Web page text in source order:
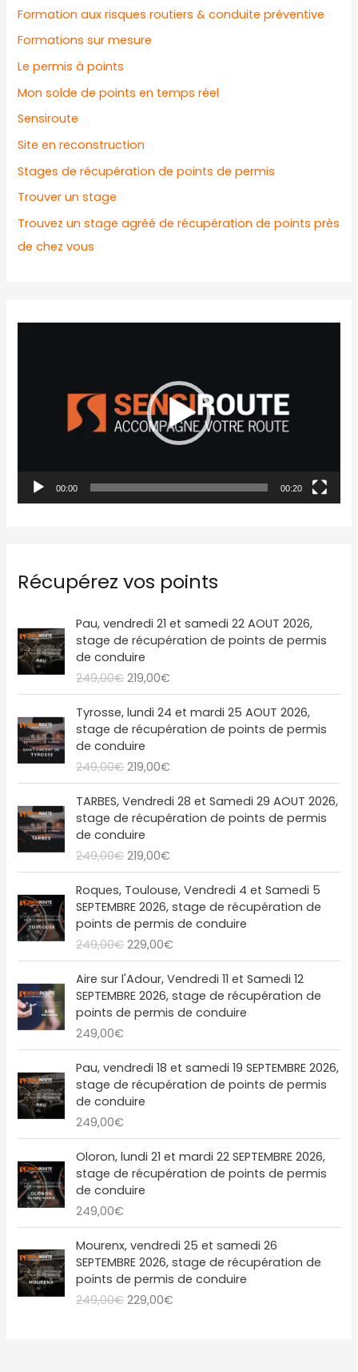
Formation aux risques routiers & conduite préventive
Formations sur mesure
Le permis à points
Mon solde de points en temps réel
Sensiroute
Site en reconstruction
Stages de récupération de points de permis
Trouver un stage
Trouvez un stage agréé de récupération de points près
de chez vous
o
00:00 00:20
Récupérez vos points
Pau, vendredi 21 et samedi 22 AOUT 2026,
stage de récupération de points de permis
de conduire
249,00€
L
e
p
r
i
x
i
n
i
t
i
a
l
é
t
a
i
t
2
9
,
0
€
.
219,00€
e
p
x
a
c
e
l
e
:
2
1
,
0
€
.
Tyrosse, lundi 24 et mardi 25 AOUT 2026,
stage de récupération de points de permis
de conduire
249,00€
L
e
p
r
i
x
i
n
i
t
i
a
l
é
t
a
i
t
9
,
0
€
.
219,00€
L
e
p
x
a
c
e
l
e
s
t
:
2
1
0
€
TARBES, Vendredi 28 et Samedi 29 AOUT 2026,
stage de récupération de points de permis
de conduire
249,00€
L
e
p
r
i
x
i
n
i
t
i
a
l
é
a
i
t
9
,
0
€
.
219,00€
L
e
p
x
a
c
t
u
e
l
e
s
:
2
0
€
Roques, Toulouse, Vendredi 4 et Samedi 5
SEPTEMBRE 2026, stage de récupération de
points de permis de conduire
249,00€
L
e
p
r
i
x
i
n
i
i
a
l
é
a
i
t
9
,
0
0
229,00€
e
p
r
x
a
c
t
e
l
e
:
2
0
€
.
Aire sur l'Adour, Vendredi 11 et Samedi 12
SEPTEMBRE 2026, stage de récupération de
points de permis de conduire
249,00€
Pau, vendredi 18 et samedi 19 SEPTEMBRE 2026,
stage de récupération de points de permis
de conduire
249,00€
Oloron, lundi 21 et mardi 22 SEPTEMBRE 2026,
stage de récupération de points de permis
de conduire
249,00€
Mourenx, vendredi 25 et samedi 26
SEPTEMBRE 2026, stage de récupération de
points de permis de conduire
249,00€
e
p
r
i229,00€
L
e
p
r